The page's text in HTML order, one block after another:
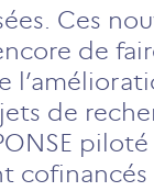
Ces
de
de
cofinancés